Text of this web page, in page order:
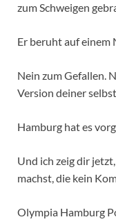
zum Schweigen
Er beruht auf einem
Nein zum Gefallen.
Version deiner
Hamburg hat es
Und ich zeig dir
machst, die kein
Olympia Hamburg